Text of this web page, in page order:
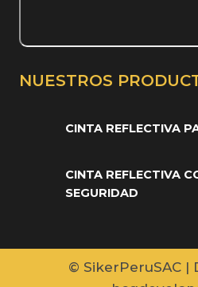
NUESTROS
CINTA REFLECTIVA
CINTA REFLECTIVA
SEGURIDAD
© SikerPeruSAC |